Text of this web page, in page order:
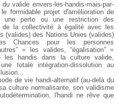
valide envers-les-handis-mais-par-
formidable projet d'amélioration de
perte ou une restriction des
la collectivité à égalité avec les
(valides) des Nations Unies (valides)
Chances pour les personnes
= les valides, “égalisation” =
handis dans la culture valide,
totale intégration-dissolution au
de vie handi-alternatif (au-delà du
culture normalisante, son validisme
l'handi ne rêve que